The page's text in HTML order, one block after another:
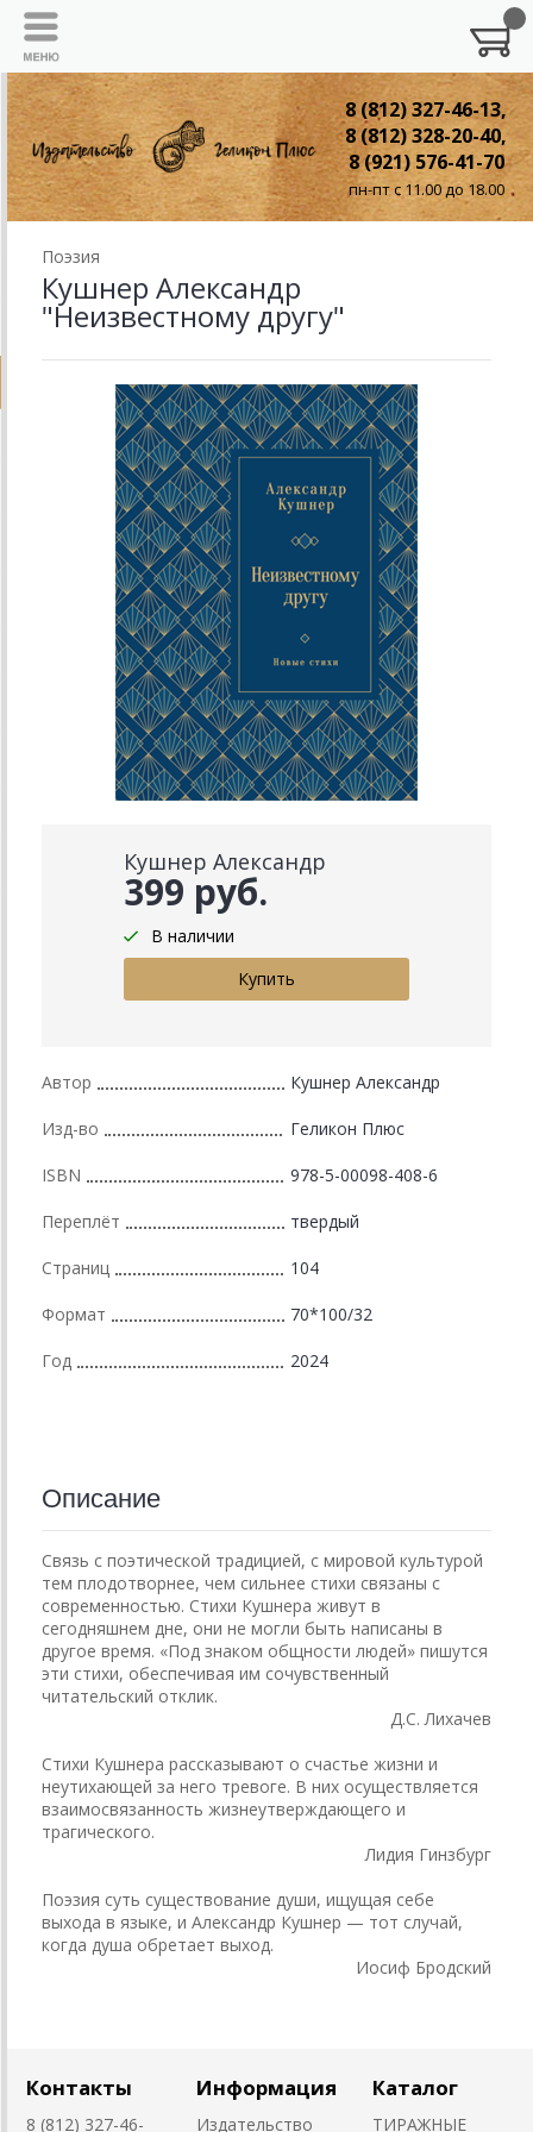
8 (812) 327-46-13,
8 (812) 328-20-40,
8 (921) 576-41-70
пн-пт с 11.00 до 18.00
Поэзия
Кушнер Александр
"Неизвестному другу"
Кушнер Александр
399 руб.
В наличии
Автор Кушнер Александр
Изд-во Геликон Плюс
ISBN 978-5-00098-408-6
Переплёт твердый
Страниц 104
Формат 70*100/32
Год 2024
Описание
Связь с поэтической традицией, с мировой культурой
тем плодотворнее, чем сильнее стихи связаны с
современностью. Стихи Кушнера живут в
сегодняшнем дне, они не могли быть написаны в
другое время. «Под знаком общности людей» пишутся
эти стихи, обеспечивая им сочувственный
читательский отклик.
Д.С. Лихачев
Стихи Кушнера рассказывают о счастье жизни и
неутихающей за него тревоге. В них осуществляется
взаимосвязанность жизнеутверждающего и
трагического.
Лидия Гинзбург
Поэзия суть существование души, ищущая себе
выхода в языке, и Александр Кушнер — тот случай,
когда душа обретает выход.
Иосиф Бродский
Контакты
8 (812) 327-46-
Информация
Издательство
Каталог
ТИРАЖНЫЕ